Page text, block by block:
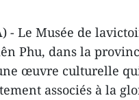
- Le Musée de
Phu, dans la
œuvre culturelle
associés à la